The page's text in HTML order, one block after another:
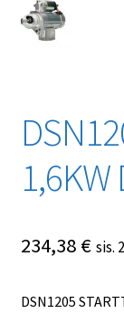
1,6KW
234,38 € sis.
DSN1205